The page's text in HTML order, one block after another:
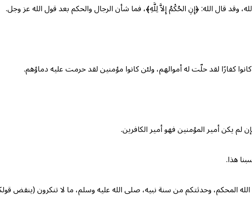
وقد قال الله: ﴿إِنِ الحُكْمُ إِلاَّ لِلَّهِ﴾، فما شأن الرجال والحكم بعد قول الله عز وجل.
كفارًا لقد حلّت له أموالهم، ولئن كانوا مؤمنين لقد حرمت عليه دماؤهم.
لم يكن أمير المؤمنين فهو أمير الكافرين.
هذا.
المحكم، وحدثتكم من سنة نبيه، صلى الله عليه وسلم، ما لا تنكرون (ينقض